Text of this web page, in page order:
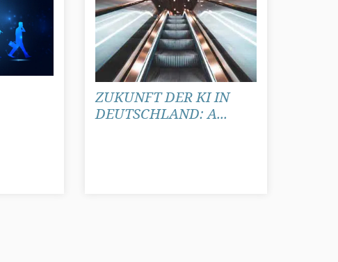
ZUKUNFT DER KI IN
DEUTSCHLAND: A...